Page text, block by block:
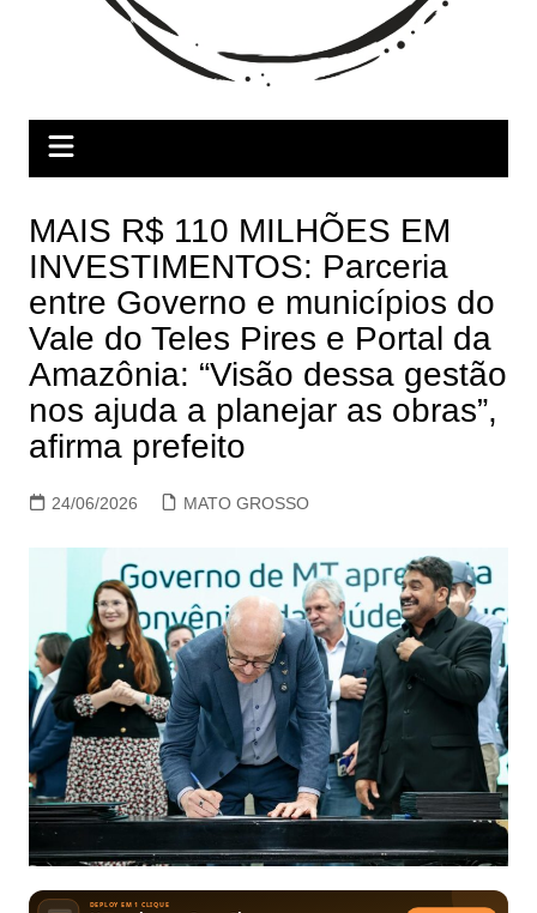
MAIS R$ 110 MILHÕES EM
INVESTIMENTOS: Parceria
entre Governo e municípios do
Vale do Teles Pires e Portal da
Amazônia: “Visão dessa gestão
nos ajuda a planejar as obras”,
afirma prefeito
24/06/2026 MATO GROSSO